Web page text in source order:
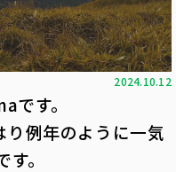
2024.10.12
です。
例年のように一気
。